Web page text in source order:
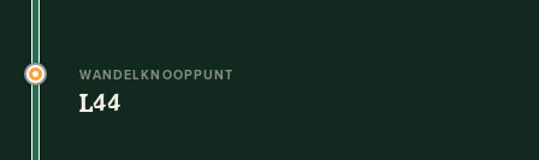
WANDELKNOOPPUNT
L44